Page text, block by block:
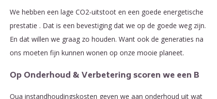
We hebben een lage CO2-uitstoot en een goede energetische
prestatie . Dat is een bevestiging dat we op de goede weg zijn.
En dat willen we graag zo houden. Want ook de generaties na
ons moeten fijn kunnen wonen op onze mooie planeet.
Op Onderhoud & Verbetering scoren we een B
Qua instandhoudingskosten geven we aan onderhoud uit wat